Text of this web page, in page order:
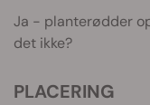
Ja - planterødder
det ikke?
PLACERING